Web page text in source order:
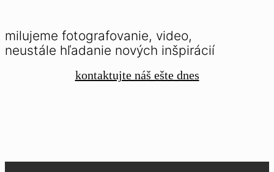
milujeme fotografovanie, video,
neustále hľadanie nových inšpirácií
kontaktujte náš ešte dnes